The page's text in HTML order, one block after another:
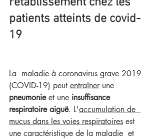
patients atteints de covid-
19
La  maladie à coronavirus grave 2019
(COVID-19) peut entraîner une
pneumonie et une insuffisance
respiratoire aiguë. L'accumulation de
mucus dans les voies respiratoires est
une caractéristique de la maladie  et